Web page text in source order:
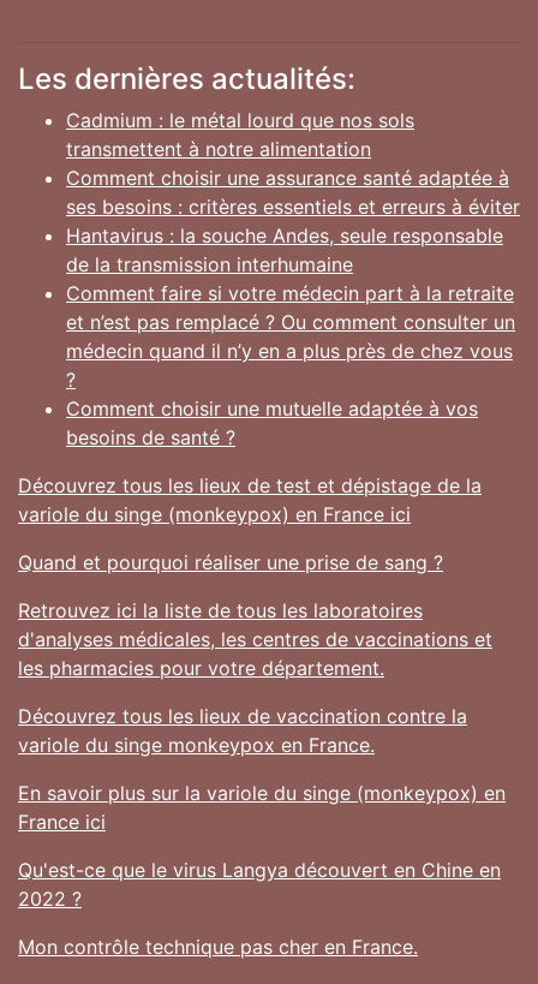
Les dernières actualités:
Cadmium : le métal lourd que nos sols
transmettent à notre alimentation
Comment choisir une assurance santé adaptée à
ses besoins : critères essentiels et erreurs à éviter
Hantavirus : la souche Andes, seule responsable
de la transmission interhumaine
Comment faire si votre médecin part à la retraite
et n’est pas remplacé ? Ou comment consulter un
médecin quand il n’y en a plus près de chez vous
?
Comment choisir une mutuelle adaptée à vos
besoins de santé ?
Découvrez tous les lieux de test et dépistage de la
variole du singe (monkeypox) en France ici
Quand et pourquoi réaliser une prise de sang ?
Retrouvez ici la liste de tous les laboratoires
d'analyses médicales, les centres de vaccinations et
les pharmacies pour votre département.
Découvrez tous les lieux de vaccination contre la
variole du singe monkeypox en France.
En savoir plus sur la variole du singe (monkeypox) en
France ici
Qu'est-ce que le virus Langya découvert en Chine en
2022 ?
Mon contrôle technique pas cher en France.